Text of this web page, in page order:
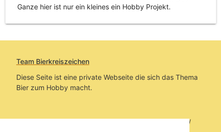
Ganze hier ist nur ein kleines ein Hobby Projekt.
Team Bierkreiszeichen
Diese Seite ist eine private Webseite die sich das Thema
Bier zum Hobby macht.
Sie befinden sich auf https://www.bierkreiszeichen.at/